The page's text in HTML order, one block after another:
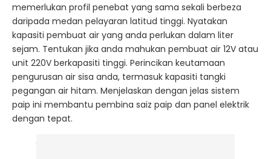
memerlukan profil penebat yang sama sekali berbeza
daripada medan pelayaran latitud tinggi. Nyatakan
kapasiti pembuat air yang anda perlukan dalam liter
sejam. Tentukan jika anda mahukan pembuat air 12V atau
unit 220V berkapasiti tinggi. Perincikan keutamaan
pengurusan air sisa anda, termasuk kapasiti tangki
pegangan air hitam. Menjelaskan dengan jelas sistem
paip ini membantu pembina saiz paip dan panel elektrik
dengan tepat.